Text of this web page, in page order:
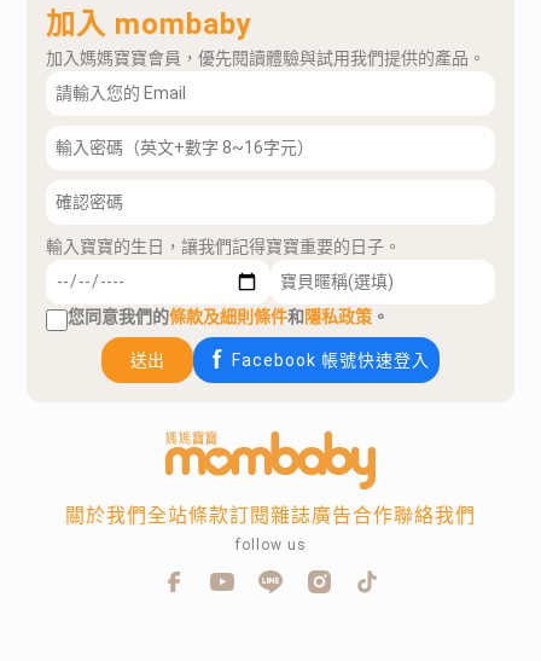
加入 mombaby
加入媽媽寶寶會員，優先閱讀體驗與試用我們提供的產品。
輸入寶寶的生日，讓我們記得寶寶重要的日子。
您同意我們的條款及細則條件和隱私政策 。
送出 Facebook 帳號快速登入
關於我們全站條款訂閱雜誌廣告合作聯絡我們
follow us